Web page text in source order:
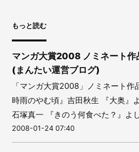
もっと読む
マンガ大賞2008 ノミネート作
(まんたい運営ブログ)
「マンガ大賞2008」ノミネート
時雨のやむ頃』吉田秋生 『大奥』
石塚真一 『きのう何食べた？』よ
2008-01-24 07:40